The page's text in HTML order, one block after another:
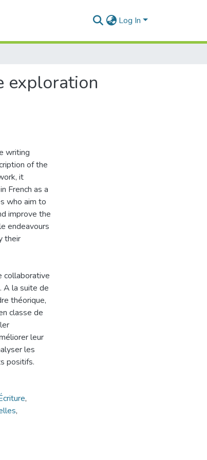
Log In
exploration
writing
of the
it
French as a
who aim to
improve the
endeavours
their
collaborative
A la suite de
théorique,
classe de
leur
les
positifs.
,
,